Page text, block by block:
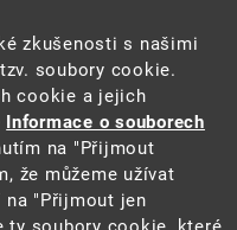
kB)
zkušenosti s našimi
soubory cookie.
cookie a jejich
Informace o souborech
na "Přijmout
že můžeme užívat
"Přijmout jen